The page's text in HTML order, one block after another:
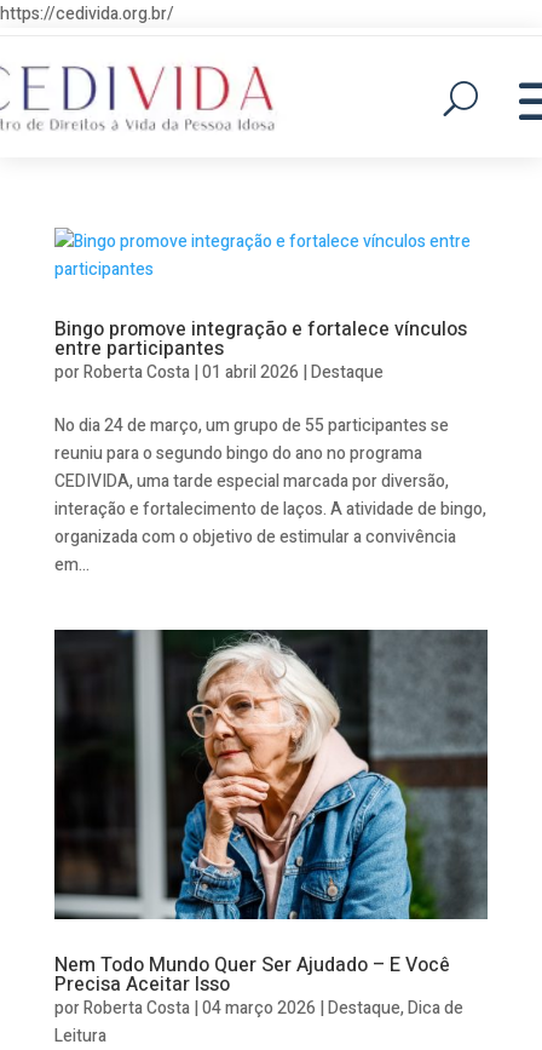
https://cedivida.org.br/
Bingo promove integração e fortalece vínculos
entre participantes
porRoberta Costa|01 abril 2026 |Destaque
No dia 24 de março, um grupo de 55 participantes se
reuniu para o segundo bingo do ano no programa
CEDIVIDA, uma tarde especial marcada por diversão,
interação e fortalecimento de laços. A atividade de bingo,
organizada com o objetivo de estimular a convivência
em...
Nem Todo Mundo Quer Ser Ajudado – E Você
Precisa Aceitar Isso
porRoberta Costa|04 março 2026 |Destaque,Dica de
Leitura